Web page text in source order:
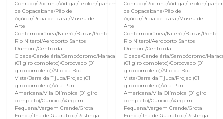
Conrado/Rocinha/Vidigal/Leblon/Ipanema/Arpoador/Forte
de Copacabana/Pão de
Açúcar/Praia de Icarai/Museu de
Arte
Contemporânea/Niterói/Barcas/Ponte
Rio Niteroi/Aeroporto Santos
Dumont/Centro da
Cidade/Candelária/Sambódromo/Maracanã
(01 giro completo)/Corcovado (01
giro completo)/Alto da Boa
Vista/Barra da Tijuca/Projac (01
giro completo)/Vila Pan
Americana/Vila Olímpica (01 giro
completo)/Curicica/Vargem
Pequena/Vargem Grande/Grota
Funda/Ilha de Guaratiba/Restinga
Conrado/Rocinha/Vidigal/Leblon/
de Copacabana/Pão de
Açúcar/Praia de Icarai/Museu de
Arte
Contemporânea/Niterói/Barcas/Ponte
Rio Niteroi/Aeroporto Santos
Dumont/Centro da
Cidade/Candelária/Sambódromo/
(01 giro completo)/Corcovado (01
giro completo)/Alto da Boa
Vista/Barra da Tijuca/Projac (01
giro completo)/Vila Pan
Americana/Vila Olímpica (01 giro
completo)/Curicica/Vargem
Pequena/Vargem Grande/Grota
Funda/Ilha de Guaratiba/Restinga